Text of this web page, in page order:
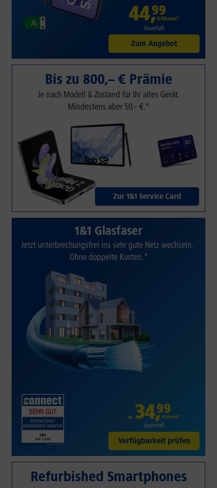
44,99
€/Monat*
dauerhaft
Zum Angebot
Bis zu 800,– € Prämie
Je nach Modell & Zustand für Ihr altes Gerät.
Mindestens aber 50,– €.*
Zur 1&1 Service Card
1&1 Glasfaser
Jetzt unterbrechungsfrei ins sehr gute Netz wechseln.
Ohne doppelte Kosten.*
ab 34,99
€/Monat*
dauerhaft
Verfügbarkeit prüfen
Refurbished Smartphones